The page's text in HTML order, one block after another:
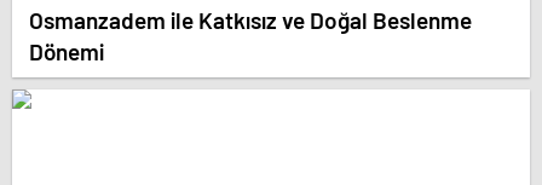
Osmanzadem ile Katkısız ve Doğal Beslenme
Dönemi